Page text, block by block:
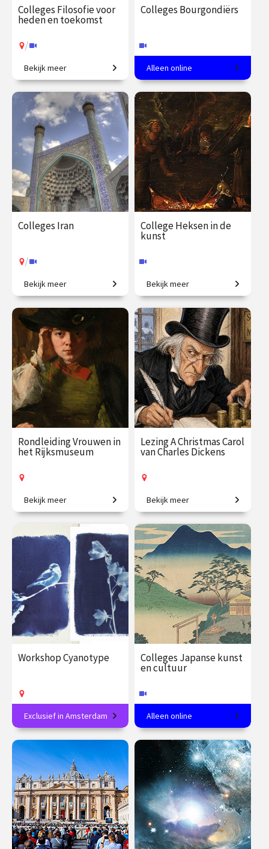
Colleges Filosofie voor
heden en toekomst
/
Wat betekent ethische
verantwoordelijkheid in een
tijd van technologische
innovatie?
€ 345.00
vanaf 22
sep.
/ Op locatie of online
Bekijk meer
Colleges Bourgondiërs
Hoogtij van de kunst in de
Lage Landen.
€ 217.00
vanaf 22
sep.
Online
Alleen online
Colleges Iran
/
Van Persepolis tot het
moderne Teheran.
€ 195.00
vanaf 22
sep.
/ Op locatie of online
Bekijk meer
College Heksen in de
kunst
De zondebok op een bezem.
€ 35.00
vanaf 30
okt.
Online
Bekijk meer
Rondleiding Vrouwen in
het Rijksmuseum
Van legendarische heldinnen
tot regentessen.
vanaf 19
aug.
Op locatie
Bekijk meer
Lezing A Christmas Carol
van Charles Dickens
Het bekende kerstverhaal
van Charles Dickens.
€ 19.00 / €
23.50
vanaf 12
dec.
Op locatie
Bekijk meer
Workshop Cyanotype
Maak jouw eigen
blauwdrukprints
€ 89.00
vanaf 15
sep.
Op locatie
Exclusief in Amsterdam
Colleges Japanse kunst
en cultuur
In 8 colleges van tempel tot
theeceremonie.
€ 288.00
vanaf 27
jan.
Online
Alleen online